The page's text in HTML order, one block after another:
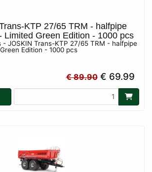
KTP 27/65 TRM - halfpipe
Limited Green Edition - 1000 pcs
- JOSKIN Trans-KTP 27/65 TRM - halfpipe
Edition - 1000 pcs
€ 89.90€ 69.99